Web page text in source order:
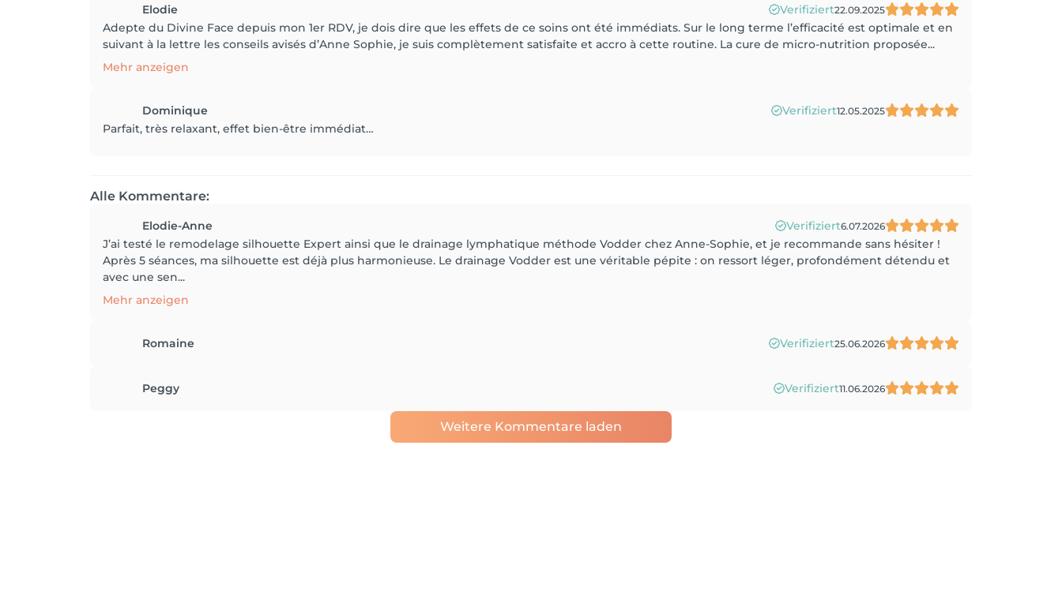
Elodie Verifiziert22.09.2025
Adepte du Divine Face depuis mon 1er RDV, je dois dire que les effets de ce soins ont été immédiats. Sur le long terme l’efficacité est optimale et en
suivant à la lettre les conseils avisés d’Anne Sophie, je suis complètement satisfaite et accro à cette routine. La cure de micro-nutrition proposée...
Mehr anzeigen
Dominique Verifiziert12.05.2025
Parfait, très relaxant, effet bien-être immédiat…
Alle Kommentare:
Elodie-Anne Verifiziert6.07.2026
J’ai testé le remodelage silhouette Expert ainsi que le drainage lymphatique méthode Vodder chez Anne-Sophie, et je recommande sans hésiter !
Après 5 séances, ma silhouette est déjà plus harmonieuse. Le drainage Vodder est une véritable pépite : on ressort léger, profondément détendu et
avec une sen...
Mehr anzeigen
Romaine Verifiziert25.06.2026
Peggy Verifiziert11.06.2026
Weitere Kommentare laden